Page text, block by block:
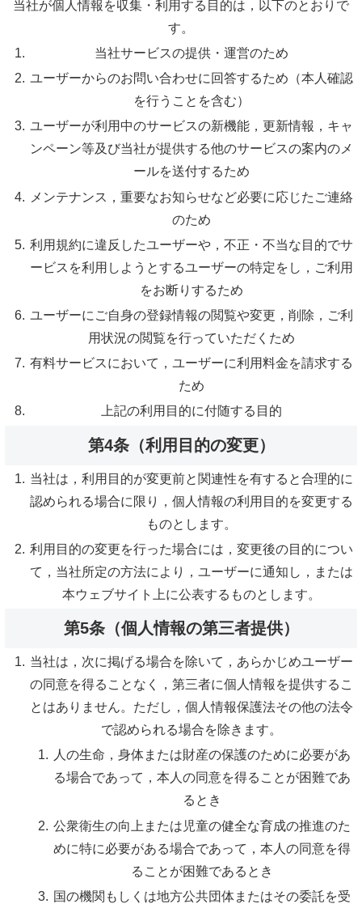
当社が個人情報を収集・利用する目的は，以下のとおりで
す。
当社サービスの提供・運営のため
ユーザーからのお問い合わせに回答するため（本人確認
を行うことを含む）
ユーザーが利用中のサービスの新機能，更新情報，キャ
ンペーン等及び当社が提供する他のサービスの案内のメ
ールを送付するため
メンテナンス，重要なお知らせなど必要に応じたご連絡
のため
利用規約に違反したユーザーや，不正・不当な目的でサ
ービスを利用しようとするユーザーの特定をし，ご利用
をお断りするため
ユーザーにご自身の登録情報の閲覧や変更，削除，ご利
用状況の閲覧を行っていただくため
有料サービスにおいて，ユーザーに利用料金を請求する
ため
上記の利用目的に付随する目的
第4条（利用目的の変更）
当社は，利用目的が変更前と関連性を有すると合理的に
認められる場合に限り，個人情報の利用目的を変更する
ものとします。
利用目的の変更を行った場合には，変更後の目的につい
て，当社所定の方法により，ユーザーに通知し，または
本ウェブサイト上に公表するものとします。
第5条（個人情報の第三者提供）
当社は，次に掲げる場合を除いて，あらかじめユーザー
の同意を得ることなく，第三者に個人情報を提供するこ
とはありません。ただし，個人情報保護法その他の法令
で認められる場合を除きます。
人の生命，身体または財産の保護のために必要があ
る場合であって，本人の同意を得ることが困難であ
るとき
公衆衛生の向上または児童の健全な育成の推進のた
めに特に必要がある場合であって，本人の同意を得
ることが困難であるとき
国の機関もしくは地方公共団体またはその委託を受